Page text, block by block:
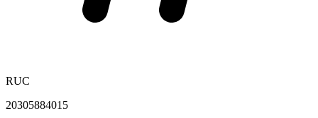
RUC
20305884015